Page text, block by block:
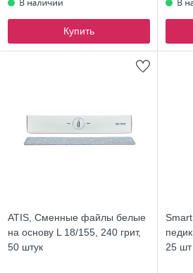
Купить
ATIS, Сменные файлы белые
на основу L 18/155, 240 грит,
50 штук
25 шт